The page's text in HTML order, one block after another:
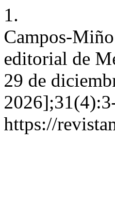
1.
Campos-
editorial de
29 de
https://